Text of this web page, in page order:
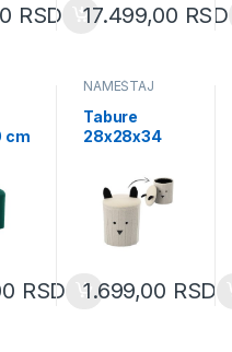
RSD 17.499,00 RSD
cm
RSD
NAMEŠTAJ
Tabure
28x28x34
(PHO4243)
1.699,00 RSD